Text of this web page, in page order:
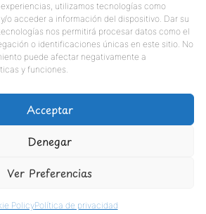
utilizamos tecnologías como
o acceder a información del dispositivo. Dar su
nos permitirá procesar datos como el
o identificaciones únicas en este sitio. No
puede afectar negativamente a
y funciones.
Acceptar
Denegar
Ver Preferencias
PolicyPolítica de privacidad